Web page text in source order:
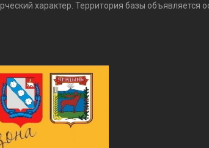
характер. Территория базы объявляется